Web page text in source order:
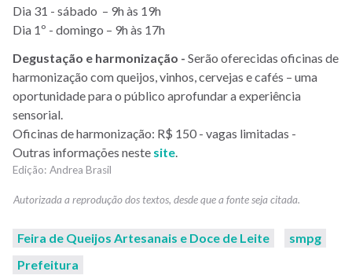
Dia 31 - sábado – 9h às 19h
Dia 1º - domingo – 9h às 17h
Degustação e harmonização - Serão oferecidas oficinas de
harmonização com queijos, vinhos, cervejas e cafés – uma
oportunidade para o público aprofundar a experiência
sensorial.
Oficinas de harmonização: R$ 150 - vagas limitadas -
Outras informações neste site
Andrea Brasil
Feira de Queijos Artesanais e Doce de Leite
smpg
Prefeitura